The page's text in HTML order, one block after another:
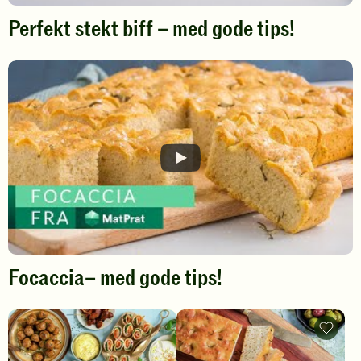
Perfekt stekt biff – med gode tips!
Spill
video
Focaccia– med gode tips!
Spill
av
video
T
a
-
legg